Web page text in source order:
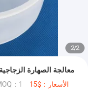
2
/
2
معالجة الصهارة الزجاجية
الأسعار：$15 ：1